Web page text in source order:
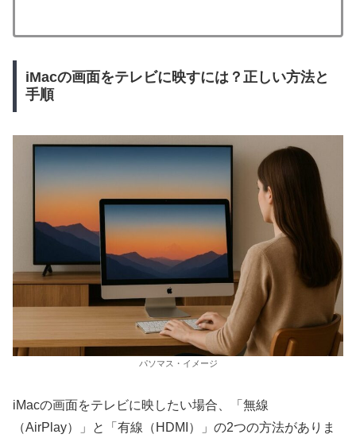
iMacの画面をテレビに映すには？正しい方法と
手順
パソマス・イメージ
iMacの画面をテレビに映したい場合、「無線
（AirPlay）」と「有線（HDMI）」の2つの方法がありま